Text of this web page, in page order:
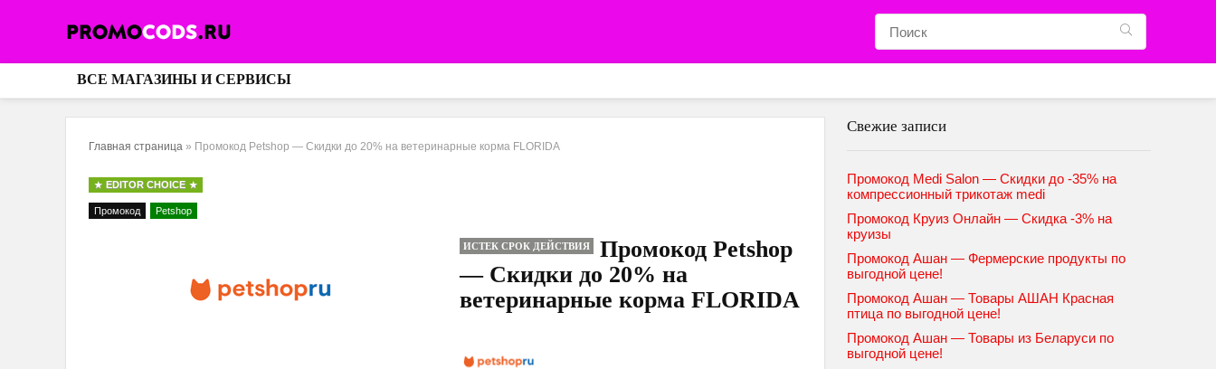
ВСЕ МАГАЗИНЫ И СЕРВИСЫ
Главная страница » Промокод Petshop — Скидки до 20% на ветеринарные корма FLORIDA
EDITOR CHOICE
Промокод Petshop
ИСТЕК СРОК ДЕЙСТВИЯ
Промокод Petshop
— Скидки до 20% на
ветеринарные корма FLORIDA
Свежие записи
Промокод Medi Salon — Скидки до -35% на
компрессионный трикотаж medi
Промокод Круиз Онлайн — Скидка -3% на
круизы
Промокод Ашан — Фермерские продукты по
выгодной цене!
Промокод Ашан — Товары АШАН Красная
птица по выгодной цене!
Промокод Ашан — Товары из Беларуси по
выгодной цене!